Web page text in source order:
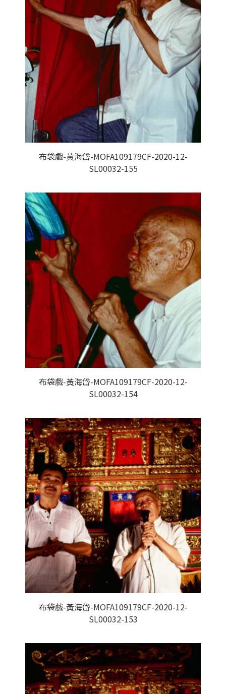
布袋戲-黃海岱-MOFA109179CF-2020-12-
SL00032-155
布袋戲-黃海岱-MOFA109179CF-2020-12-
SL00032-154
布袋戲-黃海岱-MOFA109179CF-2020-12-
SL00032-153